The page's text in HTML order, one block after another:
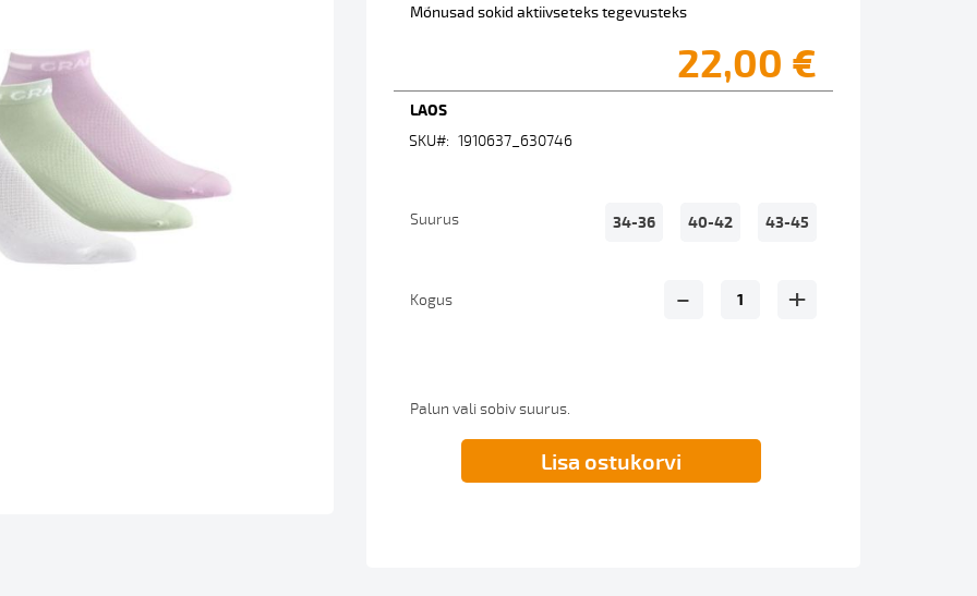
Mõnusad sokid aktiivseteks tegevusteks
LAOS
SKU
1910637_630746
22,00 €
Suurus 34-36 40-42 43-45
Kogus - +
Palun vali sobiv suurus.
Lisa ostukorvi